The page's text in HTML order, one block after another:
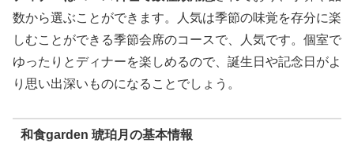
数から選ぶことができます。人気は季節の味覚を存分に楽
しむことができる季節会席のコースで、人気です。個室で
ゆったりとディナーを楽しめるので、誕生日や記念日がよ
り思い出深いものになることでしょう。
和食garden 琥珀月の基本情報